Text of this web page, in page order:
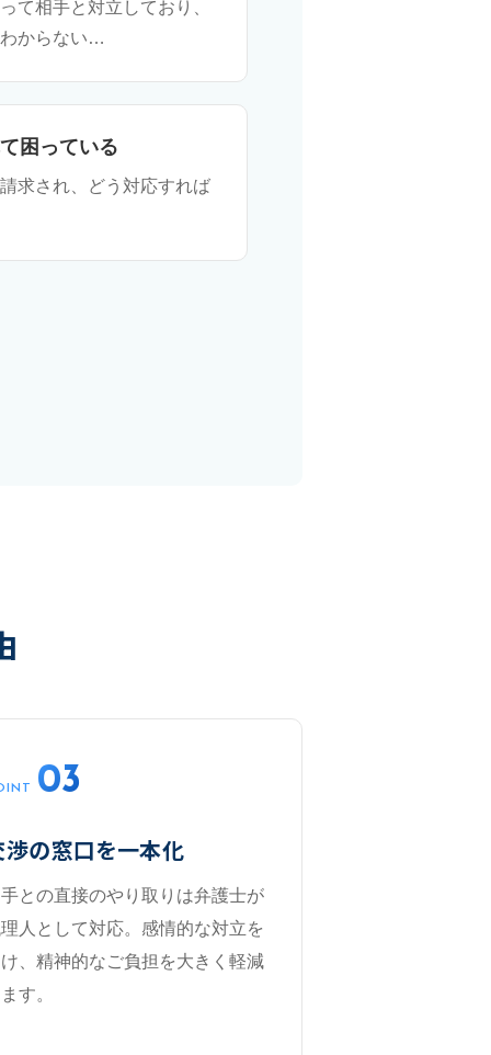
て相手と対立しており、
からない…
困っている
求され、どう対応すれば
03
渉の窓口を一本化
との直接のやり取りは弁護士が
人として対応。感情的な対立を
、精神的なご負担を大きく軽減
す。